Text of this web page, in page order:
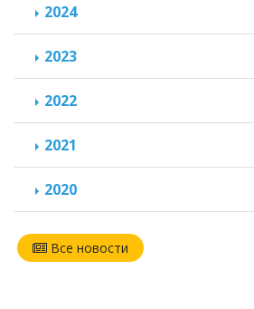
2024
2023
2022
2021
2020
Все новости